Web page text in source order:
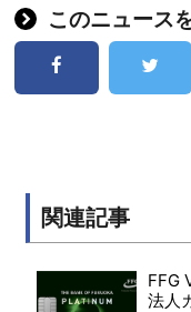
このニュース
関連記事
FFG
法人